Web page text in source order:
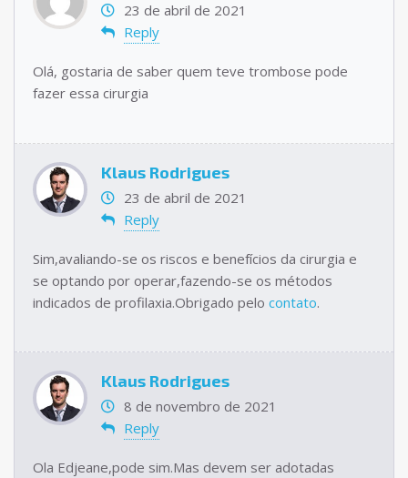
23 de abril de 2021
Reply
Olá, gostaria de saber quem teve trombose pode
fazer essa cirurgia
Klaus Rodrigues
23 de abril de 2021
Reply
Sim,avaliando-se os riscos e benefícios da cirurgia e
se optando por operar,fazendo-se os métodos
indicados de profilaxia.Obrigado pelo contato.
Klaus Rodrigues
8 de novembro de 2021
Reply
Ola Edjeane,pode sim.Mas devem ser adotadas